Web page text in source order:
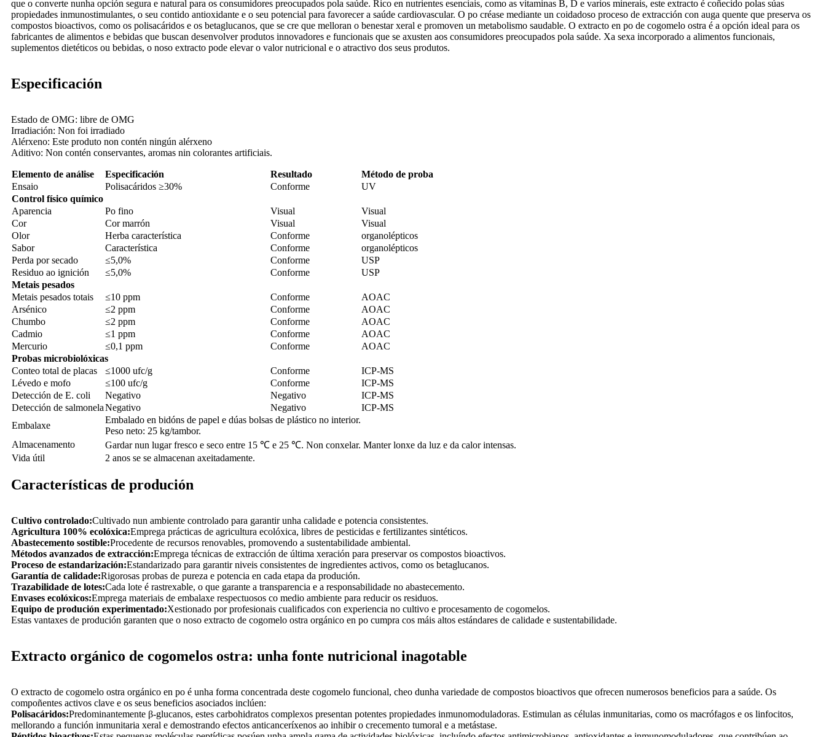
que o converte nunha opción segura e natural para os consumidores preocupados pola saúde. Rico en nutrientes esenciais, como as vitaminas B, D e varios minerais, este extracto é coñecido polas súas
propiedades inmunostimulantes, o seu contido antioxidante e o seu potencial para favorecer a saúde cardiovascular. O po créase mediante un coidadoso proceso de extracción con auga quente que preserva os
compostos bioactivos, como os polisacáridos e os betaglucanos, que se cre que melloran o benestar xeral e promoven un metabolismo saudable. O extracto en po de cogomelo ostra é a opción ideal para os
fabricantes de alimentos e bebidas que buscan desenvolver produtos innovadores e funcionais que se axusten aos consumidores preocupados pola saúde. Xa sexa incorporado a alimentos funcionais,
suplementos dietéticos ou bebidas, o noso extracto pode elevar o valor nutricional e o atractivo dos seus produtos.
Especificación
Estado de OMG: libre de OMG
Irradiación: Non foi irradiado
Alérxeno: Este produto non contén ningún alérxeno
Aditivo: Non contén conservantes, aromas nin colorantes artificiais.
Elemento de análise Especificación Resultado
Método de proba
Ensaio
Polisacáridos ≥30% Conforme
UV
Control físico químico
Aparencia
Po fino Visual
Visual
Cor
Cor marrón Visual
Visual
Olor
Herba característica Conforme
organolépticos
Sabor
Característica Conforme
organolépticos
Perda por secado
≤5,0% Conforme
USP
Residuo ao ignición
≤5,0% Conforme
USP
Metais pesados
Metais pesados ​​totais
≤10 ppm Conforme
AOAC
Arsénico
≤2 ppm Conforme
AOAC
Chumbo
≤2 ppm Conforme
AOAC
Cadmio
≤1 ppm Conforme
AOAC
Mercurio
≤0,1 ppm Conforme
AOAC
Probas microbiolóxicas
Conteo total de placas
≤1000 ufc/g Conforme
ICP-MS
Lévedo e mofo
≤100 ufc/g Conforme
ICP-MS
Detección de E. coli
Negativo Negativo
ICP-MS
Detección de salmonelaNegativo Negativo
ICP-MS
Embalaxe
Embalado en bidóns de papel e dúas bolsas de plástico no interior.
Peso neto: 25 kg/tambor.
Almacenamento
Gardar nun lugar fresco e seco entre 15 ℃ e 25 ℃. Non conxelar. Manter lonxe da luz e da calor intensas.
Vida útil
2 anos se se almacenan axeitadamente.
Características de produción
Cultivo controlado:Cultivado nun ambiente controlado para garantir unha calidade e potencia consistentes.
Agricultura 100% ecolóxica:Emprega prácticas de agricultura ecolóxica, libres de pesticidas e fertilizantes sintéticos.
Abastecemento sostible:Procedente de recursos renovables, promovendo a sustentabilidade ambiental.
Métodos avanzados de extracción:Emprega técnicas de extracción de última xeración para preservar os compostos bioactivos.
Proceso de estandarización:Estandarizado para garantir niveis consistentes de ingredientes activos, como os betaglucanos.
Garantía de calidade:Rigorosas probas de pureza e potencia en cada etapa da produción.
Trazabilidade de lotes:Cada lote é rastrexable, o que garante a transparencia e a responsabilidade no abastecemento.
Envases ecolóxicos:Emprega materiais de embalaxe respectuosos co medio ambiente para reducir os residuos.
Equipo de produción experimentado:Xestionado por profesionais cualificados con experiencia no cultivo e procesamento de cogomelos.
Estas vantaxes de produción garanten que o noso extracto de cogomelo ostra orgánico en po cumpra cos máis altos estándares de calidade e sustentabilidade.
Extracto orgánico de cogomelos ostra: unha fonte nutricional inagotable
O extracto de cogomelo ostra orgánico en po é unha forma concentrada deste cogomelo funcional, cheo dunha variedade de compostos bioactivos que ofrecen numerosos beneficios para a saúde. Os
compoñentes activos clave e os seus beneficios asociados inclúen:
Polisacáridos:Predominantemente β-glucanos, estes carbohidratos complexos presentan potentes propiedades inmunomoduladoras. Estimulan as células inmunitarias, como os macrófagos e os linfocitos,
mellorando a función inmunitaria xeral e demostrando efectos anticanceríxenos ao inhibir o crecemento tumoral e a metástase.